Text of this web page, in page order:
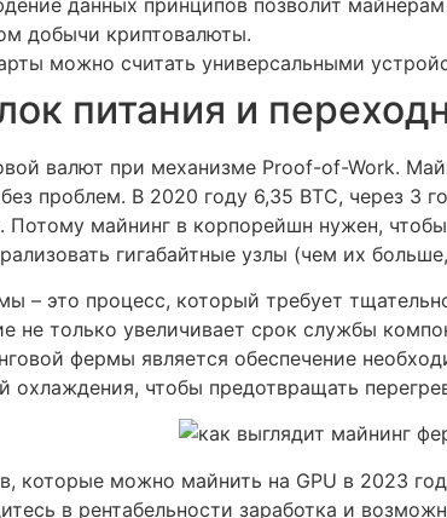
добычи криптовалюты.
можно считать универсальными
питания и
валют при механизме Proof-of-Work.
проблем. В 2020 году 6,35 ВТС, через
Потому майнинг в корпорейшн нужен,
гигабайтные узлы (чем их
– это процесс, который требует
не только увеличивает срок службы
фермы является обеспечение
охлаждения, чтобы предотвращать
которые можно майнить на GPU в 2023
в рентабельности заработка и